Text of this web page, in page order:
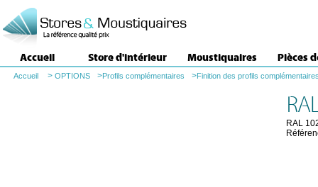
Accueil Store d'intérieur Moustiquaires Pièces
Accueil > OPTIONS >Profils complémentaires >Finition des profils
RAL